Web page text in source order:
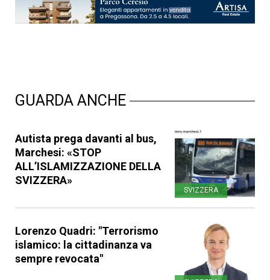
GUARDA ANCHE
Autista prega davanti al bus,
Marchesi: «STOP
ALL’ISLAMIZZAZIONE DELLA
SVIZZERA»
SVIZZERA
Lorenzo Quadri: "Terrorismo
islamico: la cittadinanza va
sempre revocata"